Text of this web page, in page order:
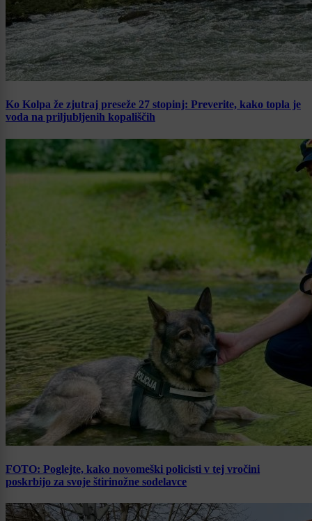
Ko Kolpa že zjutraj preseže 27 stopinj: Preverite, kako topla je
voda na priljubljenih kopališčih
FOTO: Poglejte, kako novomeški policisti v tej vročini
poskrbijo za svoje štirinožne sodelavce